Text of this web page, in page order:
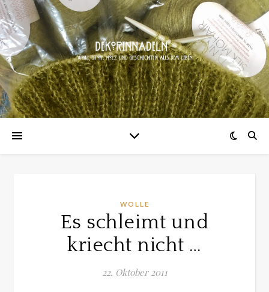
WOLLE
Es schleimt und
kriecht nicht …
22. Oktober 2011